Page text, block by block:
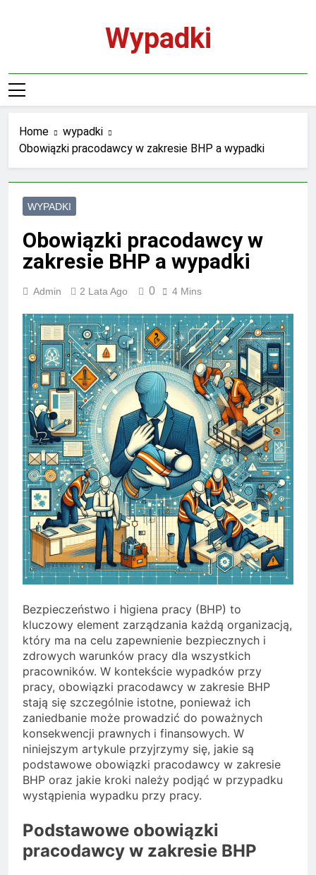
Wypadki
Home
wypadki
Obowiązki pracodawcy w zakresie BHP a wypadki
WYPADKI
Obowiązki pracodawcy w
zakresie BHP a wypadki
Admin 2 Lata Ago 0 4 Mins
Bezpieczeństwo i higiena pracy (BHP) to
kluczowy element zarządzania każdą organizacją,
który ma na celu zapewnienie bezpiecznych i
zdrowych warunków pracy dla wszystkich
pracowników. W kontekście wypadków przy
pracy, obowiązki pracodawcy w zakresie BHP
stają się szczególnie istotne, ponieważ ich
zaniedbanie może prowadzić do poważnych
konsekwencji prawnych i finansowych. W
niniejszym artykule przyjrzymy się, jakie są
podstawowe obowiązki pracodawcy w zakresie
BHP oraz jakie kroki należy podjąć w przypadku
wystąpienia wypadku przy pracy.
Podstawowe obowiązki
pracodawcy w zakresie BHP